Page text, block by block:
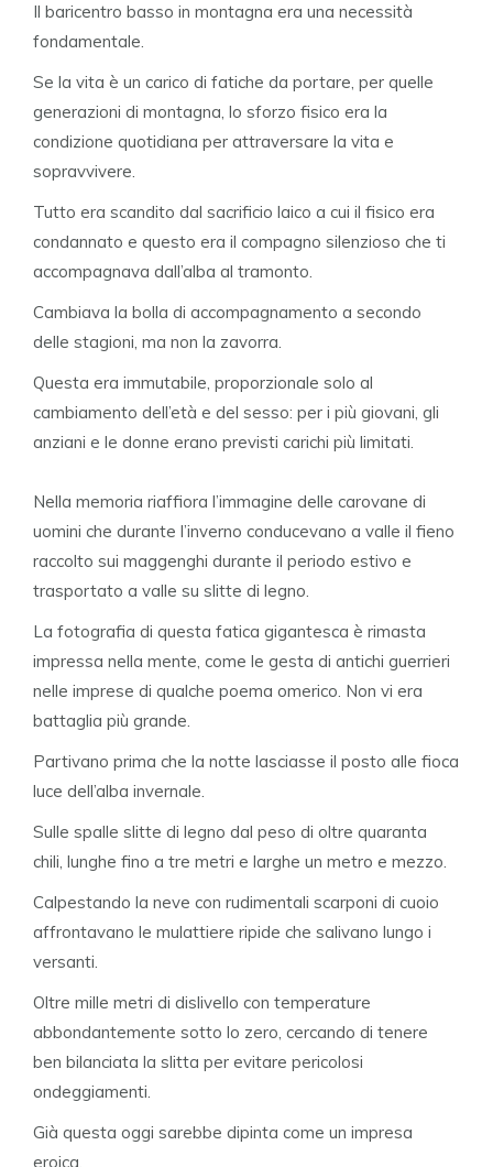
Il baricentro basso in montagna era una necessità
fondamentale.
Se la vita è un carico di fatiche da portare, per quelle
generazioni di montagna, lo sforzo fisico era la
condizione quotidiana per attraversare la vita e
sopravvivere.
Tutto era scandito dal sacrificio laico a cui il fisico era
condannato e questo era il compagno silenzioso che ti
accompagnava dall’alba al tramonto.
Cambiava la bolla di accompagnamento a secondo
delle stagioni, ma non la zavorra.
Questa era immutabile, proporzionale solo al
cambiamento dell’età e del sesso: per i più giovani, gli
anziani e le donne erano previsti carichi più limitati.
Nella memoria riaffiora l’immagine delle carovane di
uomini che durante l’inverno conducevano a valle il fieno
raccolto sui maggenghi durante il periodo estivo e
trasportato a valle su slitte di legno.
La fotografia di questa fatica gigantesca è rimasta
impressa nella mente, come le gesta di antichi guerrieri
nelle imprese di qualche poema omerico. Non vi era
battaglia più grande.
Partivano prima che la notte lasciasse il posto alle fioca
luce dell’alba invernale.
Sulle spalle slitte di legno dal peso di oltre quaranta
chili, lunghe fino a tre metri e larghe un metro e mezzo.
Calpestando la neve con rudimentali scarponi di cuoio
affrontavano le mulattiere ripide che salivano lungo i
versanti.
Oltre mille metri di dislivello con temperature
abbondantemente sotto lo zero, cercando di tenere
ben bilanciata la slitta per evitare pericolosi
ondeggiamenti.
Già questa oggi sarebbe dipinta come un impresa
eroica.